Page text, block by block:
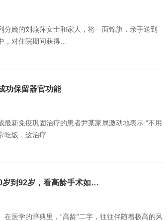
分娩的刘燕萍女士和家人，将一面锦旗，亲手送到
，对住院期间获得…
功保留器官功能
新免疫巩固治疗的患者尹某家属激动地表示:“不用
吃饭，这治疗…
岁到92岁，看高龄手术如…
医学的辞典里，“高龄”二字，往往伴随着极高的风